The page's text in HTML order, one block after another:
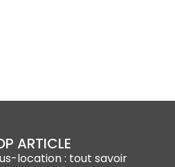
ARTICLE
location : tout savoir